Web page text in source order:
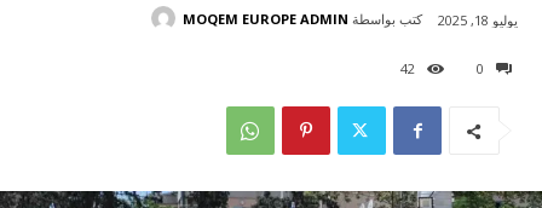
0
42
يوليو 18, 2025 كتب بواسطة MOQEM EUROPE ADMIN